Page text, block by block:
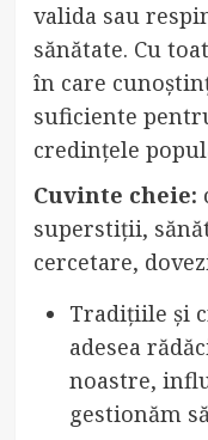
valida sau
sănătate. Cu
în care
suficiente
credințele
Cuvinte cheie:
superstiții,
cercetare,
Tradițiile și
adesea
noastre,
gestionăm